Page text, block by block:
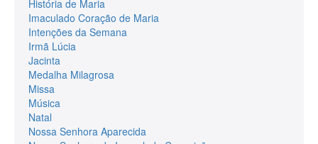
História de Maria
Imaculado Coração de Maria
Intenções da Semana
Irmã Lúcia
Jacinta
Medalha Milagrosa
Missa
Música
Natal
Nossa Senhora Aparecida